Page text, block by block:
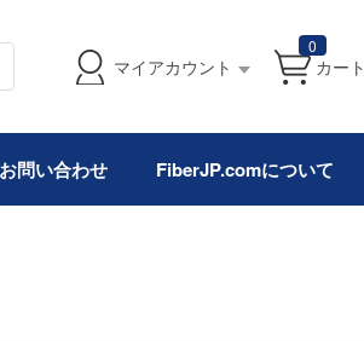
マイアカウント
0
カート
お問い合わせ FiberJP.comについて